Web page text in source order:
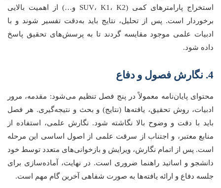
استخراج پارامترهای کمی (SUV، K1، K2 و…) از اهمیت بالایی
برخوردار است. پس از تحلیل، نتایج باید به‌دقت تفسیر شوند و با
ادبیات علمی موجود مقایسه گردند تا به پرسش‌های تحقیق پاسخ
داده شود.
4. نگارش فصول و دفاع
محتوای پایان‌نامه معمولاً در پنج فصل تنظیم می‌شود: مقدمه، مرور
ادبیات، روش تحقیق، یافته‌ها (نتایج) و بحث و نتیجه‌گیری. هر فصل
باید با دقت و وضوح بالا نگاشته شود. نگارش علمی، استفاده از
منابع معتبر، و اجتناب از سرقت علمی از اصول اساسی این مرحله
است. پس از اتمام نگارش، ویرایش و بازخوانی‌های متعدد توسط خود
دانشجو و اساتید راهنما ضروری است. در نهایت، آماده‌سازی برای
جلسه دفاع و ارائه یافته‌ها به صورت شفاهی آخرین گام مهم است.